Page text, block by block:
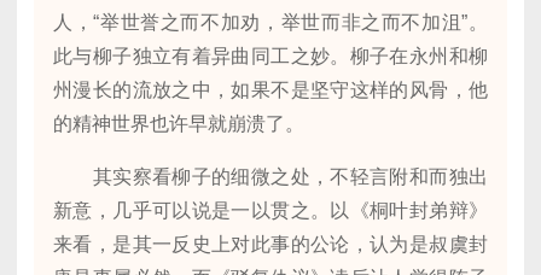
人，“举世誉之而不加劝，举世而非之而不加沮”。
此与柳子独立有着异曲同工之妙。柳子在永州和柳
州漫长的流放之中，如果不是坚守这样的风骨，他
的精神世界也许早就崩溃了。
其实察看柳子的细微之处，不轻言附和而独出
新意，几乎可以说是一以贯之。以《桐叶封弟辩》
来看，是其一反史上对此事的公论，认为是叔虞封